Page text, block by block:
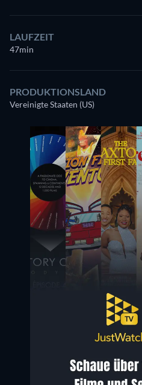
LAUFZEIT
47min
PRODUKTIONSLAND
Vereinigte Staaten (US)